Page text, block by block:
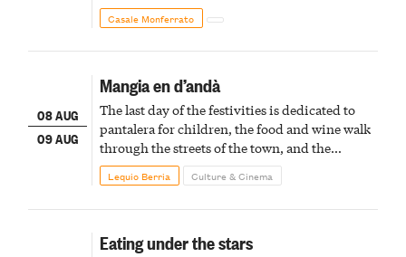
Casale Monferrato
08 AUG
09 AUG
Mangia en d’andà
The last day of the festivities is dedicated to
pantalera for children, the food and wine walk
through the streets of the town, and the
fireworks finale
Lequio Berria Culture & Cinema
Eating under the stars